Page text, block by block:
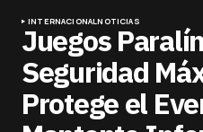
INTERNACIONALNOTICIAS
Juegos
Seguridad
Protege el